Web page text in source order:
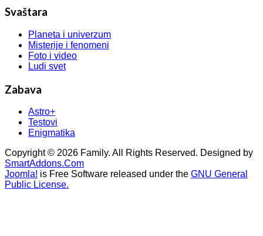
Svaštara
Planeta i univerzum
Misterije i fenomeni
Foto i video
Ludi svet
Zabava
Astro+
Testovi
Enigmatika
Copyright © 2026 Family. All Rights Reserved. Designed by
SmartAddons.Com
Joomla! is Free Software released under the GNU General
Public License.